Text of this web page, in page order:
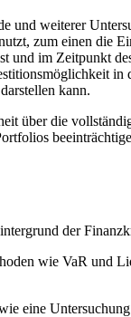
und weiterer
zum einen die
im Zeitpunkt
kann.
über die
der
wie VaR und
eine